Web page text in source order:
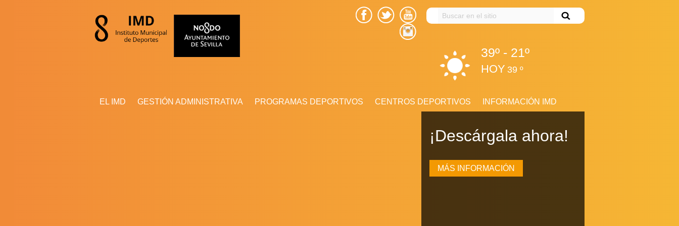
Buscar
en
39º - 21º
HOY 39 º
EL IMD GESTIÓN ADMINISTRATIVA PROGRAMAS DEPORTIVOS CENTROS DEPORTIVOS INFORMACIÓN IMD
Zurich Maratón de
¡Descárgala ahora!
MÁS INFORMACIÓN